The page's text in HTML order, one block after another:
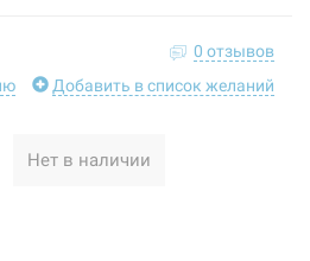
0 отзывов
Добавить в список желаний
Нет в наличии